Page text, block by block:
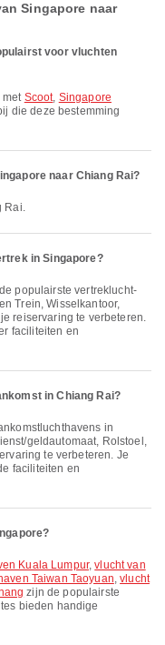
Singapore naar
voor vluchten
met Scoot, Singapore
die deze bestemming
naar Chiang Rai?
Rai.
in Singapore?
populairste vertrek­lucht­
Trein, Wisselkantoor,
reiservaring te verbeteren.
faciliteiten en
in Chiang Rai?
in
geldautomaat, Rolstoel,
te verbeteren. Je
faciliteiten en
Kuala Lumpur,vlucht van
Taiwan Taoyuan,vlucht
zijn de populairste
bieden handige